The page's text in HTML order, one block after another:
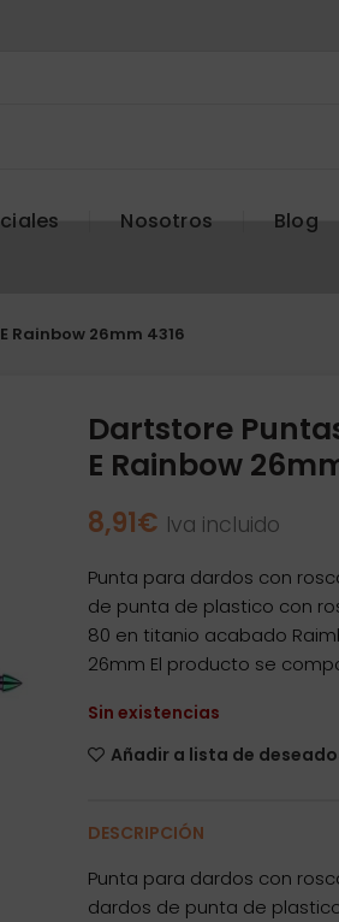
Nosotros Blog
Rainbow 26mm 4316
Dartstore
E Rainbow
8,91€ Iva incluido
Punta para dardos con
de punta de plastico con
80 en titanio acabado
26mm El producto se
Sin existencias
Añadir a lista de
DESCRIPCIÓN
Punta para dardos con
dardos de punta de